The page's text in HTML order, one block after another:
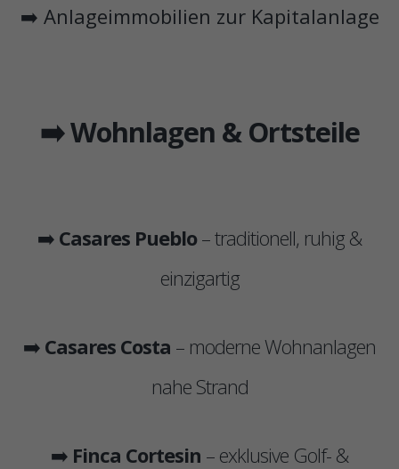
➡️ Anlageimmobilien zur Kapitalanlage
➡️ Wohnlagen & Ortsteile
➡️ Casares Pueblo– traditionell, ruhig &
einzigartig
➡️ Casares Costa – moderne Wohnanlagen
nahe Strand
➡️ Finca Cortesin – exklusive Golf- &